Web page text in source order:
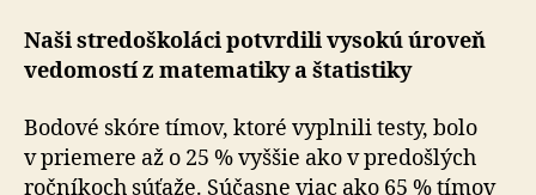
Naši stredoškoláci potvrdili vysokú úroveň
vedomostí z matematiky a štatistiky
Bodové skóre tímov, ktoré vyplnili testy, bolo
v priemere až o 25 % vyššie ako v predošlých
ročníkoch súťaže. Súčasne viac ako 65 % tímov